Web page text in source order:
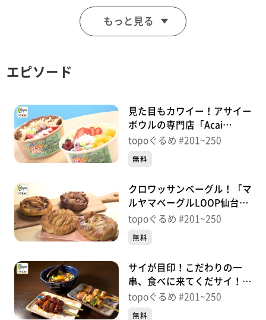
■osteria bambi(オステリア バンビ)
【住所】宮城県仙台市青葉区国分町3-8-17 日東ハイツ 1
【営業時間】16:00～0:00
♪硝子の少年 ＫｉｎＫｉ Ｋｉｄｓ
※特典をご利用の際は、topoにログインをしてトップ
（トップ画面上部、ユーザ名と一緒に表示されている
「定額見放題会員」を提示）
※紹介した店舗情報は変更している場合があります。
※紹介した商品は取り扱いが終了している場合がありま
番組HP（https://www.khb-tv.co.jp/topogurume/）
もっと見る
エピソード
見た目もカワイー！アサイー
ボウルの専門店「Acai
Princess仙台店」（青葉区一
topoぐるめ #201~250
無料
クロワッサンベーグル！「マ
ルヤマベーグルLOOP仙台愛
宕橋駅前店」（若林区土樋）
topoぐるめ #201~250
無料
サイが目印！こだわりの一
串、食べに来てくだサイ！
「やきとり３１」（青葉区国
topoぐるめ #201~250
無料